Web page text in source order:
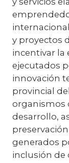
y proyectos
incentivar la
ejecutados
innovación
provincial
organismos
desarrollo,
generados
inclusión de